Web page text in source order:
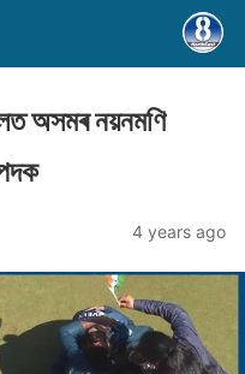
অসমৰ নয়নমণি
4 years ago